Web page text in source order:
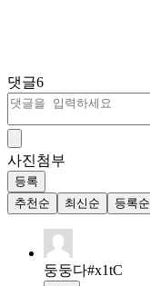
댓글6
사진첨부
등록
추천순
최신순 등록순
둥둥다#x1tC